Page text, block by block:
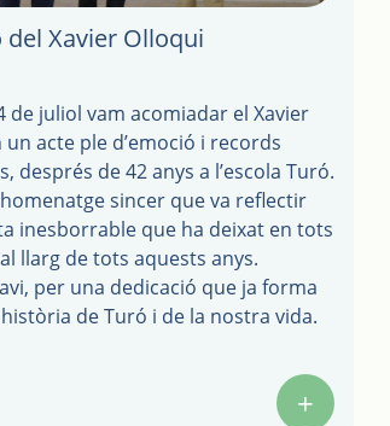
del Xavier Olloqui
de juliol vam acomiadar el Xavier
un acte ple d’emoció i records
després de 42 anys a l’escola Turó.
sincer que va reflectir
inesborrable que ha deixat en tots
llarg de tots aquests anys.
per una dedicació que ja forma
de Turó i de la nostra vida.
+